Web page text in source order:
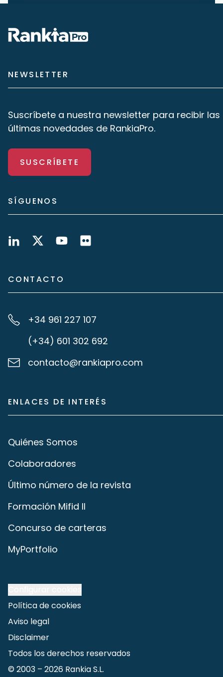
NEWSLETTER
Suscríbete a nuestra newsletter para recibir las
últimas novedades de RankiaPro.
SUSCRÍBETE
SÍGUENOS
CONTACTO
+34 961 227 107
(+34) 601 302 692
contacto@rankiapro.com
ENLACES DE INTERÉS
Quiénes Somos
Colaboradores
Último número de la revista
Formación Mifid II
Concurso de carteras
MyPortfolio
Política de cookies
Aviso legal
Disclaimer
Todos los derechos reservados
© 2003 – 2026 Rankia S.L.